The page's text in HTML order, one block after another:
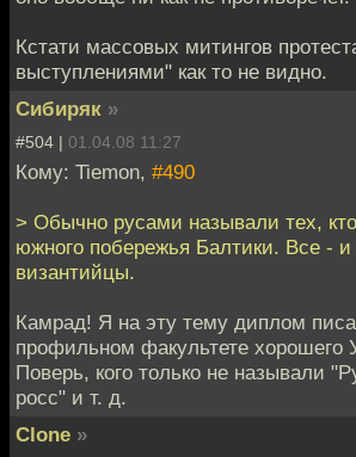
Кстати массовых митингов
выступлениями" как то не видно.
Сибиряк »
#504 | 01.04.08 11:27
Кому: Tiemon, #490
> Обычно русами называли тех,
южного побережья Балтики. Все -
византийцы.
Камрад! Я на эту тему диплом
профильном факультете хорошего
Поверь, кого только не называли
росс" и т. д.
Clone »